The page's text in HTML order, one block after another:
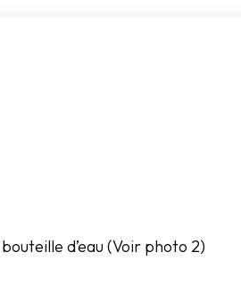
d’eau (Voir photo 2)